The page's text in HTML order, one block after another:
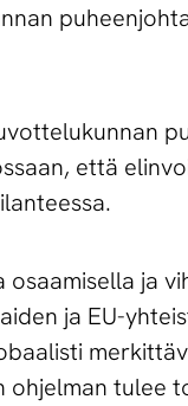
että
osaamisella ja
ja EU-
ohjelman